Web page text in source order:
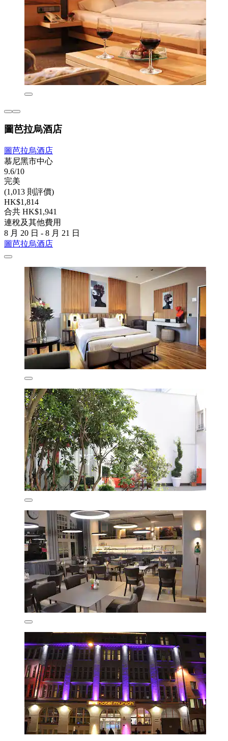
圖芭拉烏酒店
圖芭拉烏酒店
慕尼黑市中心
9.6/10
完美
(1,013 則評價)
HK$1,814
合共 HK$1,941
連稅及其他費用
8 月 20 日 - 8 月 21 日
圖芭拉烏酒店